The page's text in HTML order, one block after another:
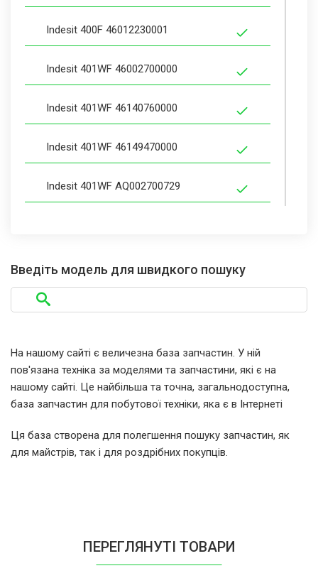
Indesit 400F 46012230001
Indesit 401WF 46002700000
Indesit 401WF 46140760000
Indesit 401WF 46149470000
Indesit 401WF AQ002700729
Indesit BA400 46159840000
Indesit BA401T
Indesit BAMR400PT
Indesit BAMR400PT/S
Введіть модель для швидкого пошуку
На нашому сайті є величезна база запчастин. У ній
пов'язана техніка за моделями та запчастини, які є на
нашому сайті. Це найбільша та точна, загальнодоступна,
база запчастин для побутової техніки, яка є в Інтернеті
Ця база створена для полегшення пошуку запчастин, як
для майстрів, так і для роздрібних покупців.
ПЕРЕГЛЯНУТІ ТОВАРИ